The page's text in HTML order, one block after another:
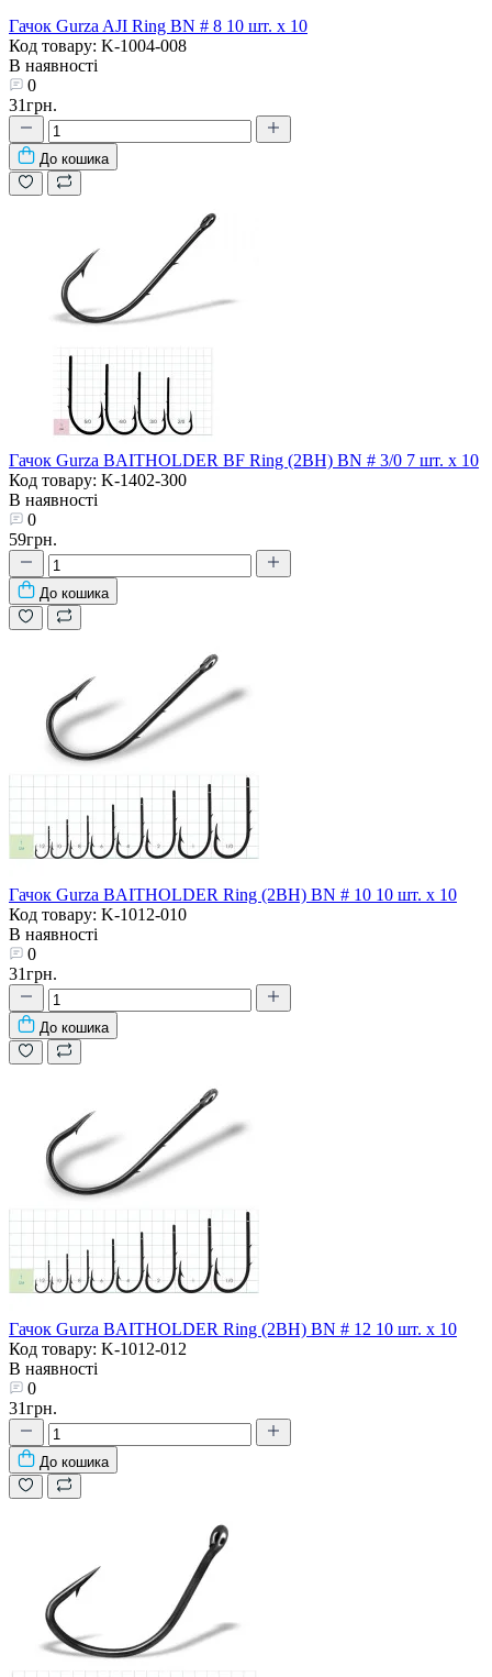
Гачок Gurza AJI Ring BN # 8 10 шт. х 10
Код товару: K-1004-008
В наявності
0
31грн.
До кошика
Гачок Gurza BAITHOLDER BF Ring (2BH) BN # 3/0 7 шт. х 10
Код товару: K-1402-300
В наявності
0
59грн.
До кошика
Гачок Gurza BAITHOLDER Ring (2BH) BN # 10 10 шт. х 10
Код товару: K-1012-010
В наявності
0
31грн.
До кошика
Гачок Gurza BAITHOLDER Ring (2BH) BN # 12 10 шт. х 10
Код товару: K-1012-012
В наявності
0
31грн.
До кошика